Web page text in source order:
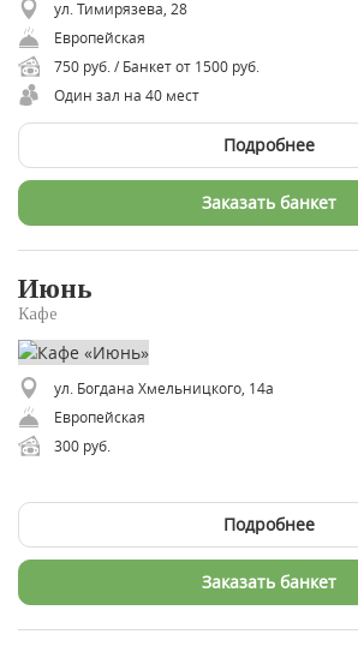
ул. Тимирязева, 28
Европейская
750 руб. / Банкет от 1500 руб.
Один зал на 40 мест
Подробнее
Заказать банкет
Июнь
Кафе
ул. Богдана Хмельницкого, 14а
Европейская
300 руб.
Подробнее
Заказать банкет